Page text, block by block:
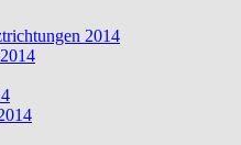
2014